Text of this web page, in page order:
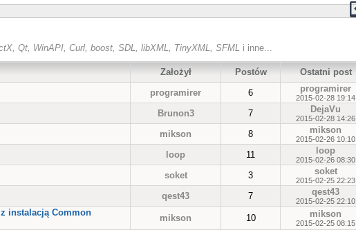
Qt, WinAPI, Curl, boost, SDL, libXML, TinyXML, SFML i inne...
Założył Postów
Ostatni post
programirer 6 programirer
2015-02-28 19:14
Brunon3 7 DejaVu
2015-02-28 14:26
mikson 8 mikson
2015-02-26 10:10
loop 11 loop
2015-02-26 08:30
soket 3 soket
2015-02-25 22:23
qest43 7 qest43
2015-02-25 22:10
instalacją Common
mikson 10 mikson
2015-02-25 08:15